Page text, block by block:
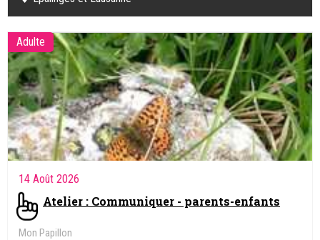
Adulte
14 Août 2026
Atelier : Communiquer - parents-enfants
Mon Papillon